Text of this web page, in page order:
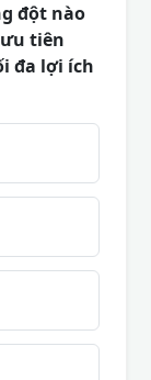
đột nào
tiên
đa lợi ích